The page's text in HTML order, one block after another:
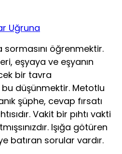
sormasını öğrenmektir.
eşyaya ve eşyanın
bir tavra
düşün­mektir. Metotlu
şüphe, ce­vap fırsatı
Vakit bir pıh­tı vakti
Işığa götüren
batıran sorular vardır.